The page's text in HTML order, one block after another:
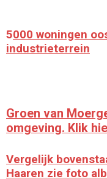
5000 woningen
industrieterrein
Groen van
omgeving. Klik
Vergelijk
Haaren zie foto